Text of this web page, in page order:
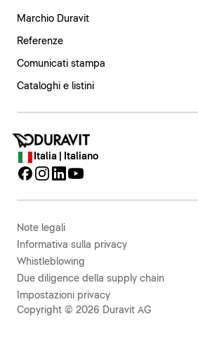
Marchio Duravit
Referenze
Comunicati stampa
Cataloghi e listini
Italia | Italiano
Note legali
Informativa sulla privacy
Whistleblowing
Due diligence della supply chain
Impostazioni privacy
Copyright © 2026 Duravit AG